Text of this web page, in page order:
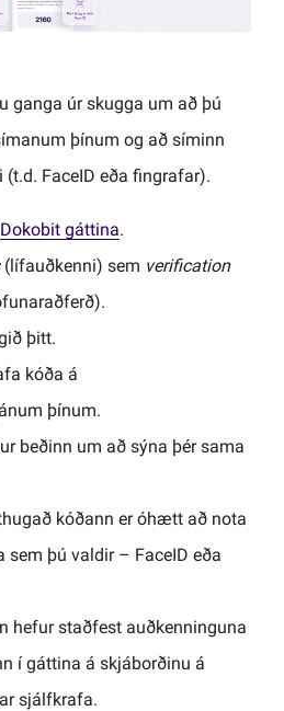
ganga úr skugga um að þú
þínum og að síminn
FaceID eða fingrafar).
Dokobit gáttina.
(lífauðkenni) sem verification
þitt.
kóða á
þínum.
beðinn um að sýna þér sama
kóðann er óhætt að nota
sem þú valdir – FaceID eða
hefur staðfest auðkenninguna
í gáttina á skjáborðinu á
sjálfkrafa.